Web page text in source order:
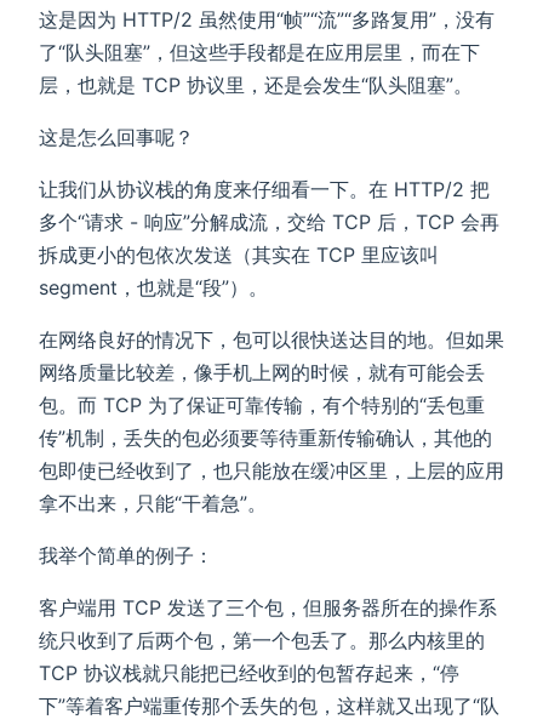
这是因为 HTTP/2 虽然使用“帧”“流”“多路复用”，没有
了“队头阻塞”，但这些手段都是在应用层里，而在下
层，也就是 TCP 协议里，还是会发生“队头阻塞”。
这是怎么回事呢？
让我们从协议栈的角度来仔细看一下。在 HTTP/2 把
多个“请求 - 响应”分解成流，交给 TCP 后，TCP 会再
拆成更小的包依次发送（其实在 TCP 里应该叫
segment，也就是“段”）。
在网络良好的情况下，包可以很快送达目的地。但如果
网络质量比较差，像手机上网的时候，就有可能会丢
包。而 TCP 为了保证可靠传输，有个特别的“丢包重
传”机制，丢失的包必须要等待重新传输确认，其他的
包即使已经收到了，也只能放在缓冲区里，上层的应用
拿不出来，只能“干着急”。
我举个简单的例子：
客户端用 TCP 发送了三个包，但服务器所在的操作系
统只收到了后两个包，第一个包丢了。那么内核里的
TCP 协议栈就只能把已经收到的包暂存起来，“停
下”等着客户端重传那个丢失的包，这样就又出现了“队